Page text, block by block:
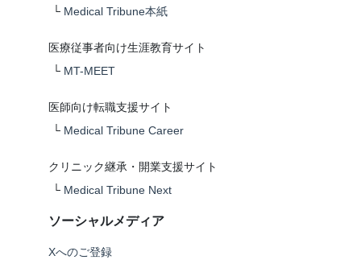
└ Medical Tribune本紙
医療従事者向け生涯教育サイト
└ MT-MEET
医師向け転職支援サイト
└ Medical Tribune Career
クリニック継承・開業支援サイト
└ Medical Tribune Next
ソーシャルメディア
Xへのご登録